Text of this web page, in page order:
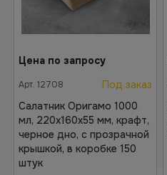
Цена по запросу
Арт. 12708
Под заказ
Салатник Оригамо 1000
мл, 220х160х55 мм, крафт,
черное дно, с прозрачной
крышкой, в коробке 150
штук